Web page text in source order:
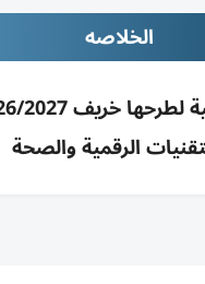
الخلاصه
الرقمية والصحة